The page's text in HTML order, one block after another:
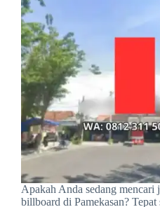
Apakah Anda sedang mencari
billboard di Pamekasan?